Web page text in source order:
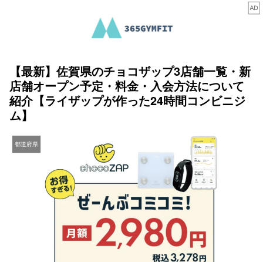
【最新】佐賀県のチョコザップ3店舗一覧・新
店舗オープン予定・料金・入会方法について
紹介【ライザップが作った24時間コンビニジ
ム】
都道府県